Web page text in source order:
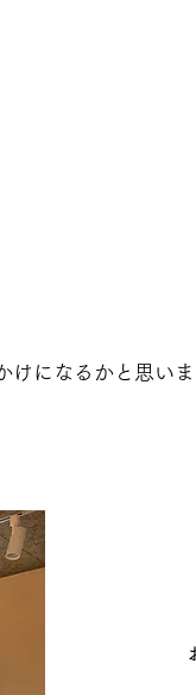
けになるかと思い